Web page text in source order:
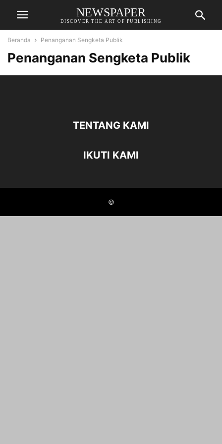
NEWSPAPER
DISCOVER THE ART OF PUBLISHING
Beranda Penanganan Sengketa Publik
Penanganan Sengketa Publik
TENTANG KAMI
IKUTI KAMI
©